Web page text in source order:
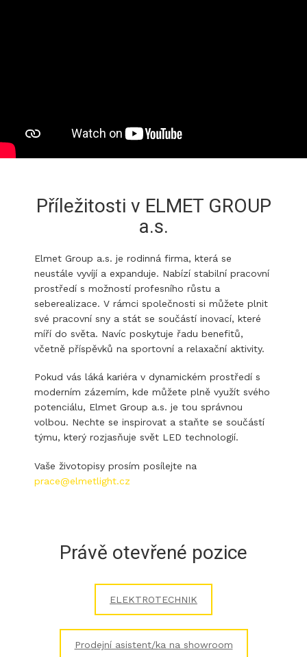
Příležitosti v ELMET GROUP
a.s.
Elmet Group a.s. je rodinná firma, která se
neustále vyvíjí a expanduje. Nabízí stabilní pracovní
prostředí s možností profesního růstu a
seberealizace. V rámci společnosti si můžete plnit
své pracovní sny a stát se součástí inovací, které
míří do světa. Navíc poskytuje řadu benefitů,
včetně příspěvků na sportovní a relaxační aktivity.
Pokud vás láká kariéra v dynamickém prostředí s
moderním zázemím, kde můžete plně využít svého
potenciálu, Elmet Group a.s. je tou správnou
volbou. Nechte se inspirovat a staňte se součástí
týmu, který rozjasňuje svět LED technologií.
Vaše životopisy prosím posílejte na
prace@elmetlight.cz
Právě otevřené pozice
ELEKTROTECHNIK
Prodejní asistent/ka na showroom